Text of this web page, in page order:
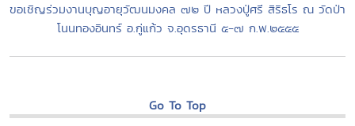
ขอเชิญร่วมงานบุญอายุวัฒนมงคล ๗๒ ปี หลวงปู่ศรี สิริธโร ณ วัดป่า
โนนทองอินทร์ อ.กู่แก้ว จ.อุดรธานี ๕-๗ ก.พ.๒๕๕๕
Go To Top